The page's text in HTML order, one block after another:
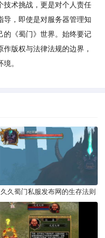
术挑战，更是对个人责任
导，即使是对服务器管理知
的《蜀门》世界。始终要记
版权与法律法规的边界，
。
久久蜀门私服发布网的生存法则